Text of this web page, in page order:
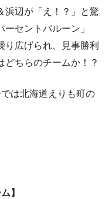
浜辺が「え！？」と驚
セントバルーン」
り広げられ、見事勝利
どちらのチームか！？
は北海道えりも町の
】